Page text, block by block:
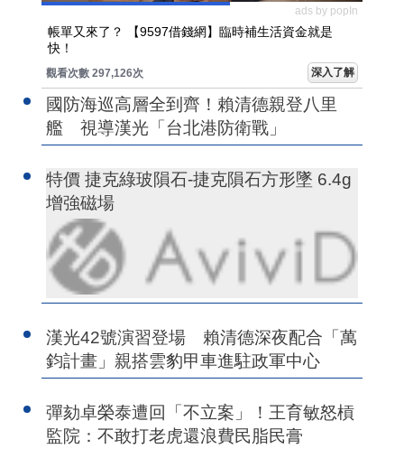
ads by popIn
帳單又來了？ 【9597借錢網】臨時補生活資金就是
快！
觀看次數 297,126次 深入了解
國防海巡高層全到齊！賴清德親登八里
艦 視導漢光「台北港防衛戰」
特價 捷克綠玻隕石-捷克隕石方形墜 6.4g
增強磁場
漢光42號演習登場 賴清德深夜配合「萬
鈞計畫」親搭雲豹甲車進駐政軍中心
彈劾卓榮泰遭回「不立案」！王育敏怒槓
監院：不敢打老虎還浪費民脂民膏